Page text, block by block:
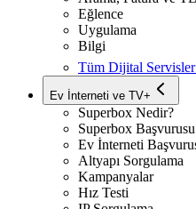
Eğlence
Uygulama
Bilgi
Tüm Dijital
Ev İnterneti ve TV+
Superbox Nedir?
Superbox Başvurusu
Ev İnterneti
Altyapı Sorgulama
Kampanyalar
Hız Testi